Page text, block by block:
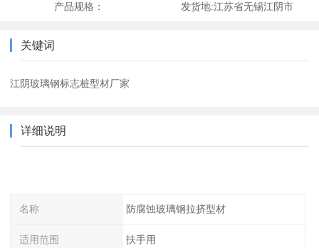
产品规格： 发货地:江苏省无锡江阴市
关键词
江阴玻璃钢标志桩型材厂家
详细说明
名称 防腐蚀玻璃钢拉挤型材
适用范围 扶手用